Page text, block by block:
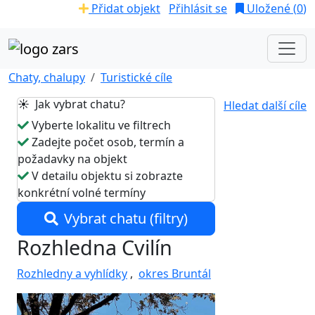
Přidat objekt Přihlásit se Uložené (0)
Chaty, chalupy
Turistické cíle
Hledat další cíle
☀️ Jak vybrat chatu?
Vyberte lokalitu ve filtrech
Zadejte počet osob, termín a
požadavky na objekt
V detailu objektu si zobrazte
konkrétní volné termíny
Vybrat chatu (filtry)
Rozhledna Cvilín
Rozhledny a vyhlídky , okres Bruntál